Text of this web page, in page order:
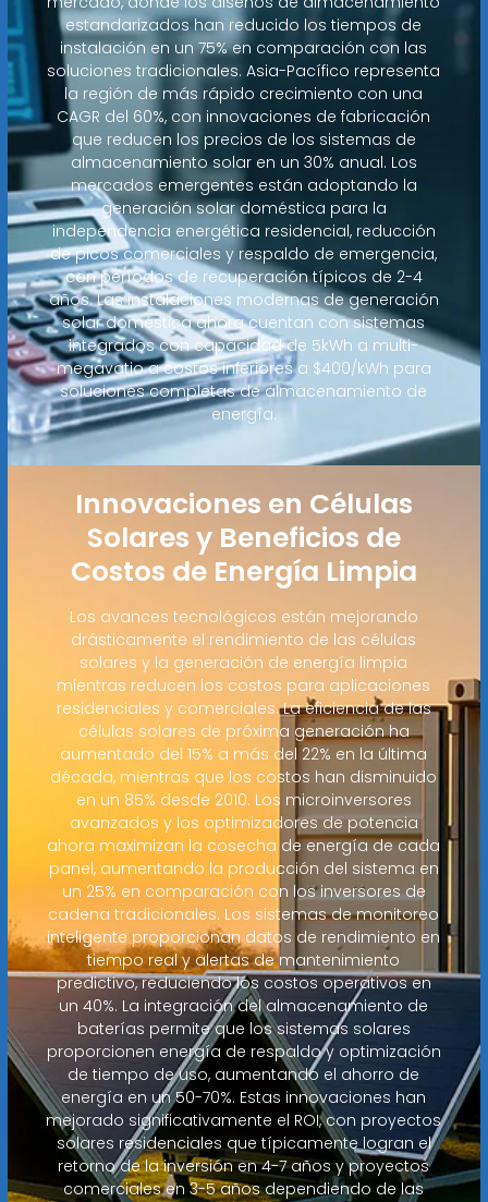
estandarizados han reducido los tiempos de
instalación en un 75% en comparación con las
soluciones tradicionales. Asia-Pacífico representa
la región de más rápido crecimiento con una
CAGR del 60%, con innovaciones de fabricación
que reducen los precios de los sistemas de
almacenamiento solar en un 30% anual. Los
mercados emergentes están adoptando la
generación solar doméstica para la
independencia energética residencial, reducción
de picos comerciales y respaldo de emergencia,
con períodos de recuperación típicos de 2-4
años. Las instalaciones modernas de generación
solar doméstica ahora cuentan con sistemas
integrados con capacidad de 5kWh a multi-
megavatio a costos inferiores a $400/kWh para
soluciones completas de almacenamiento de
energía.
Innovaciones en Células
Solares y Beneficios de
Costos de Energía Limpia
Los avances tecnológicos están mejorando
drásticamente el rendimiento de las células
solares y la generación de energía limpia
mientras reducen los costos para aplicaciones
residenciales y comerciales. La eficiencia de las
células solares de próxima generación ha
aumentado del 15% a más del 22% en la última
década, mientras que los costos han disminuido
en un 85% desde 2010. Los microinversores
avanzados y los optimizadores de potencia
ahora maximizan la cosecha de energía de cada
panel, aumentando la producción del sistema en
un 25% en comparación con los inversores de
cadena tradicionales. Los sistemas de monitoreo
inteligente proporcionan datos de rendimiento en
tiempo real y alertas de mantenimiento
predictivo, reduciendo los costos operativos en
un 40%. La integración del almacenamiento de
baterías permite que los sistemas solares
proporcionen energía de respaldo y optimización
de tiempo de uso, aumentando el ahorro de
energía en un 50-70%. Estas innovaciones han
mejorado significativamente el ROI, con proyectos
solares residenciales que típicamente logran el
retorno de la inversión en 4-7 años y proyectos
comerciales en 3-5 años dependiendo de las